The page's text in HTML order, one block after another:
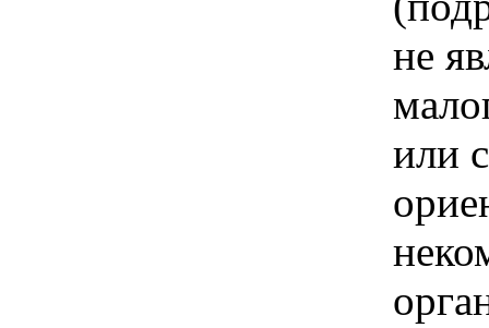
не
или